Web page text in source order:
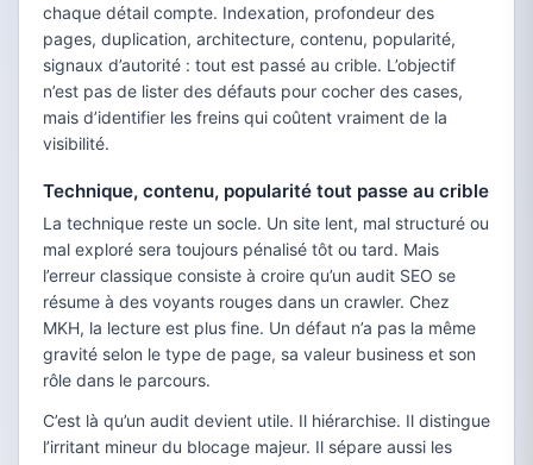
chaque détail compte. Indexation, profondeur des
pages, duplication, architecture, contenu, popularité,
signaux d’autorité : tout est passé au crible. L’objectif
n’est pas de lister des défauts pour cocher des cases,
mais d’identifier les freins qui coûtent vraiment de la
visibilité.
Technique, contenu, popularité tout passe au crible
La technique reste un socle. Un site lent, mal structuré ou
mal exploré sera toujours pénalisé tôt ou tard. Mais
l’erreur classique consiste à croire qu’un audit SEO se
résume à des voyants rouges dans un crawler. Chez
MKH, la lecture est plus fine. Un défaut n’a pas la même
gravité selon le type de page, sa valeur business et son
rôle dans le parcours.
C’est là qu’un audit devient utile. Il hiérarchise. Il distingue
l’irritant mineur du blocage majeur. Il sépare aussi les